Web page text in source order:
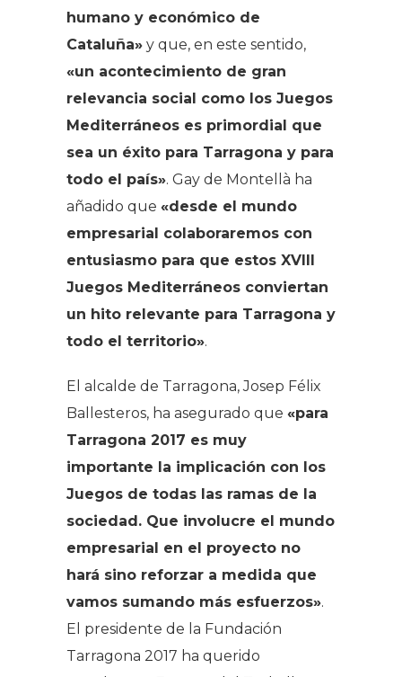
humano y económico de
Cataluña» y que, en este sentido,
«un acontecimiento de gran
relevancia social como los Juegos
Mediterráneos es primordial que
sea un éxito para Tarragona y para
todo el país». Gay de Montellà ha
añadido que «desde el mundo
empresarial colaboraremos con
entusiasmo para que estos XVIII
Juegos Mediterráneos conviertan
un hito relevante para Tarragona y
todo el territorio».
El alcalde de Tarragona, Josep Félix
Ballesteros, ha asegurado que «para
Tarragona 2017 es muy
importante la implicación con los
Juegos de todas las ramas de la
sociedad. Que involucre el mundo
empresarial en el proyecto no
hará sino reforzar a medida que
vamos sumando más esfuerzos».
El presidente de la Fundación
Tarragona 2017 ha querido